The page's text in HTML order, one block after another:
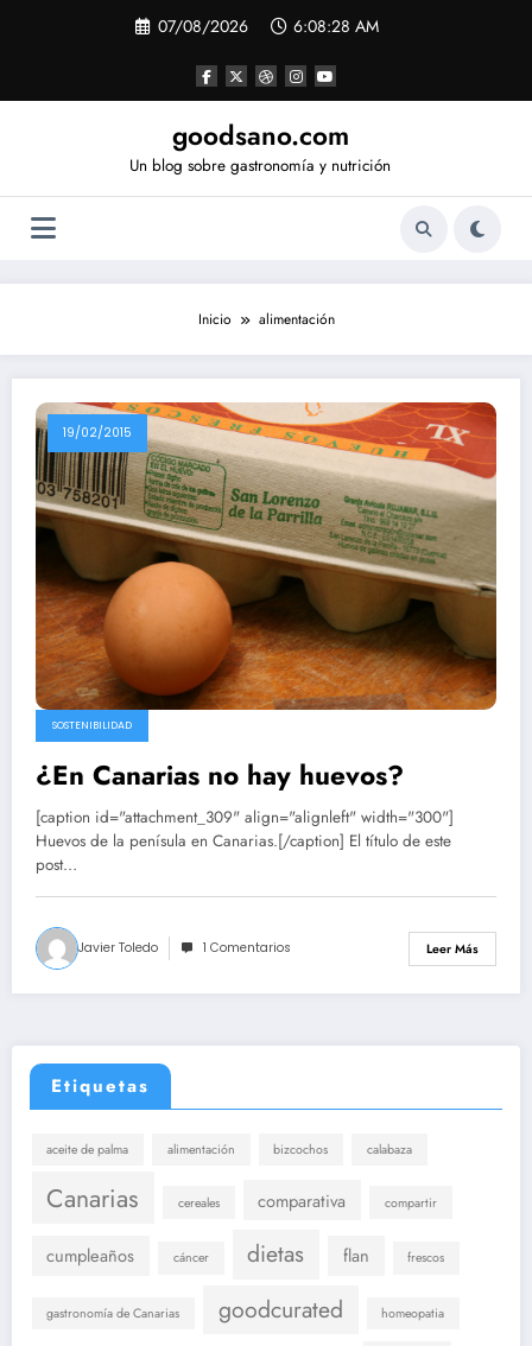
07/08/2026 6:08:28 AM
goodsano.com
Un blog sobre gastronomía y nutrición
Inicio alimentación
19/02/2015
SOSTENIBILIDAD
¿En Canarias no hay huevos?
[caption id="attachment_309" align="alignleft" width="300"]
Huevos de la penísula en Canarias.[/caption] El título de este
post…
Javier Toledo 1 Comentarios Leer Más
Etiquetas
aceite de palma alimentación bizcochos calabaza
Canarias cereales comparativa compartir
cumpleaños cáncer dietas flan frescos
gastronomía de Canarias goodcurated homeopatia